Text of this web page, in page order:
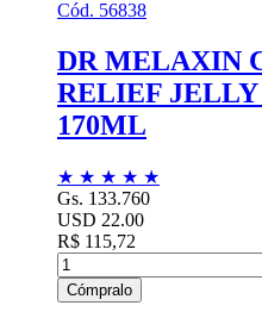
Cód. 56838
DR MELAXIN
RELIEF JELLY
170ML
★ ★ ★ ★ ★
Gs. 133.760
USD 22.00
R$ 115,72
Cómpralo